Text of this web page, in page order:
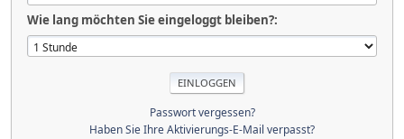
Wie lang möchten Sie eingeloggt bleiben?:
Passwort vergessen?
Haben Sie Ihre Aktivierungs-E-Mail verpasst?